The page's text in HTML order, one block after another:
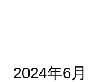
2024年6月